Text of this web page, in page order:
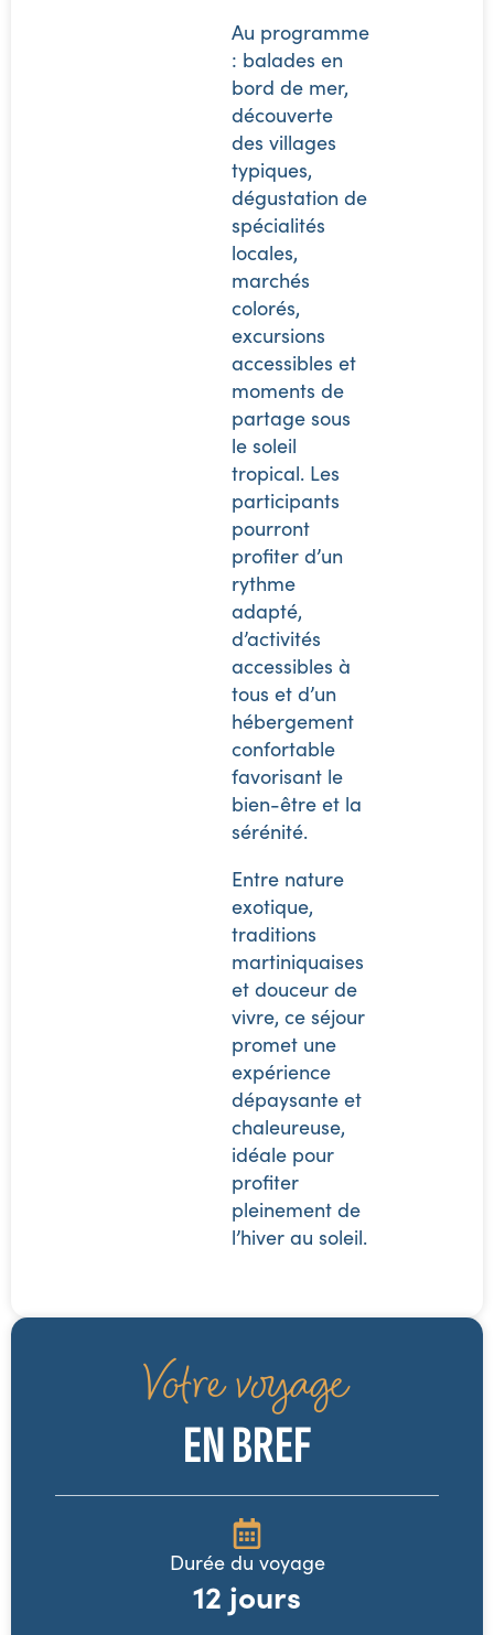
Au programme
: balades en
bord de mer,
découverte
des villages
typiques,
dégustation de
spécialités
locales,
marchés
colorés,
excursions
accessibles et
moments de
partage sous
le soleil
tropical. Les
participants
pourront
profiter d’un
rythme
adapté,
d’activités
accessibles à
tous et d’un
hébergement
confortable
favorisant le
bien-être et la
sérénité.
Entre nature
exotique,
traditions
martiniquaises
et douceur de
vivre, ce séjour
promet une
expérience
dépaysante et
chaleureuse,
idéale pour
profiter
pleinement de
l’hiver au soleil.
Votre voyage
EN BREF
Durée du voyage
12 jours